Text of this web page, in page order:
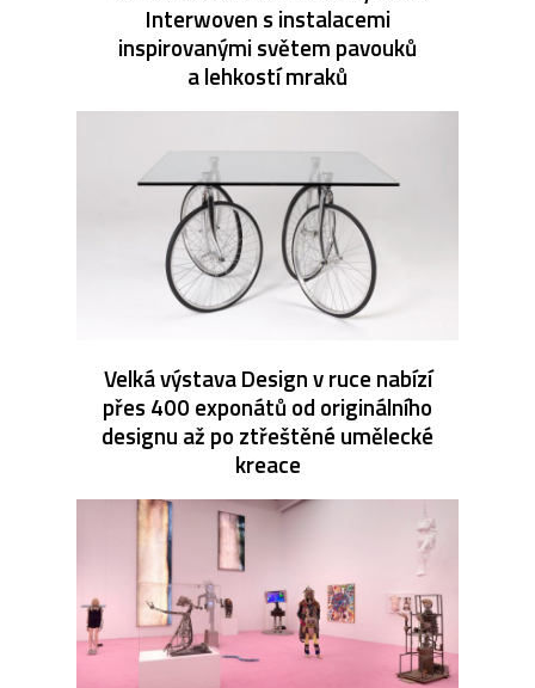
Interwoven s instalacemi
inspirovanými světem pavouků
a lehkostí mraků
Velká výstava Design v ruce nabízí
přes 400 exponátů od originálního
designu až po ztřeštěné umělecké
kreace